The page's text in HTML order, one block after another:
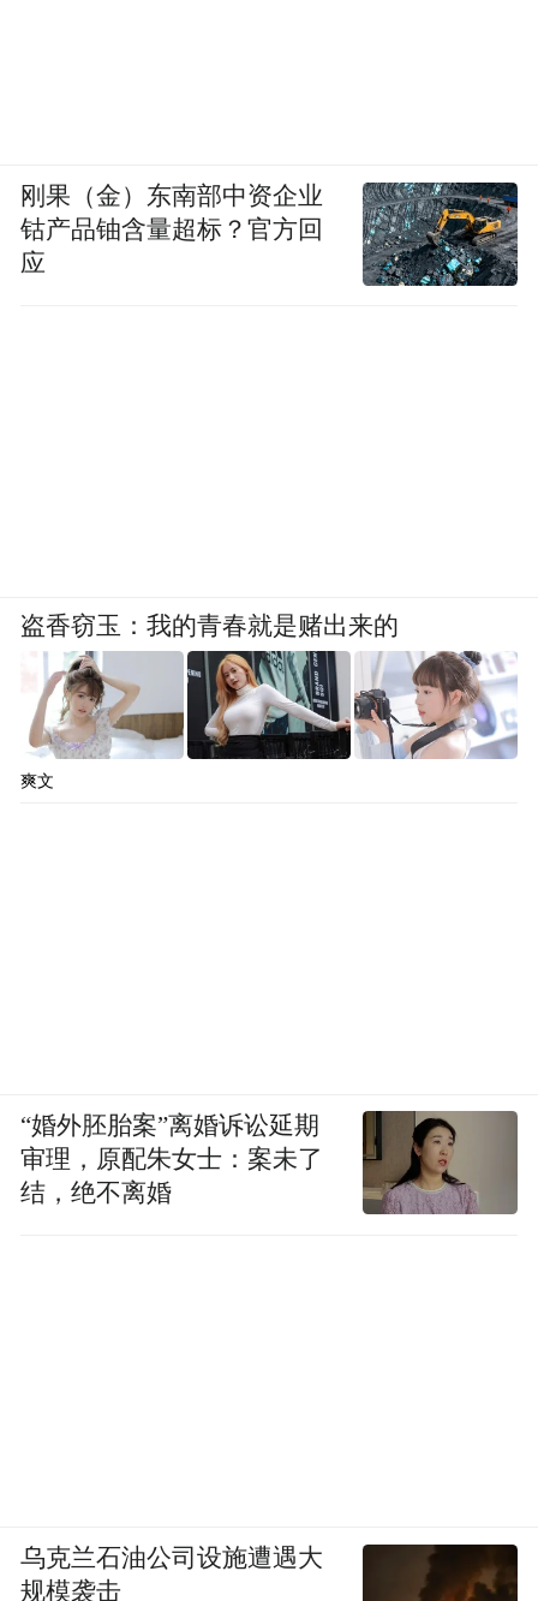
刚果（金）东南部中资企业
钴产品铀含量超标？官方回
应
盗香窃玉：我的青春就是赌出来的
爽文
“婚外胚胎案”离婚诉讼延期
审理，原配朱女士：案未了
结，绝不离婚
乌克兰石油公司设施遭遇大
规模袭击